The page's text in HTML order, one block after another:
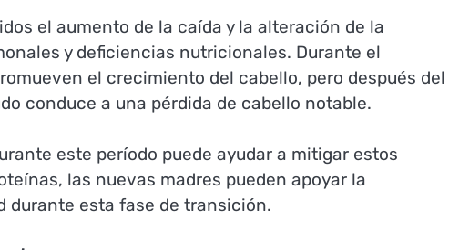
el aumento de la caída y la alteración de la
y deficiencias nutricionales. Durante el
el crecimiento del cabello, pero después del
conduce a una pérdida de cabello notable.
este período puede ayudar a mitigar estos
las nuevas madres pueden apoyar la
durante esta fase de transición.